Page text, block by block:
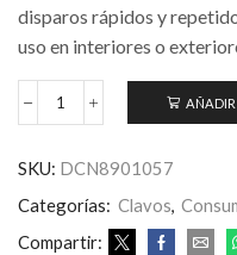
disparos rápidos y
uso en interiores o
CLAVOS
510Und
(DCN8901057)
cantidad
SKU: DCN8901057
Categorías: Clavos,
Compartir: